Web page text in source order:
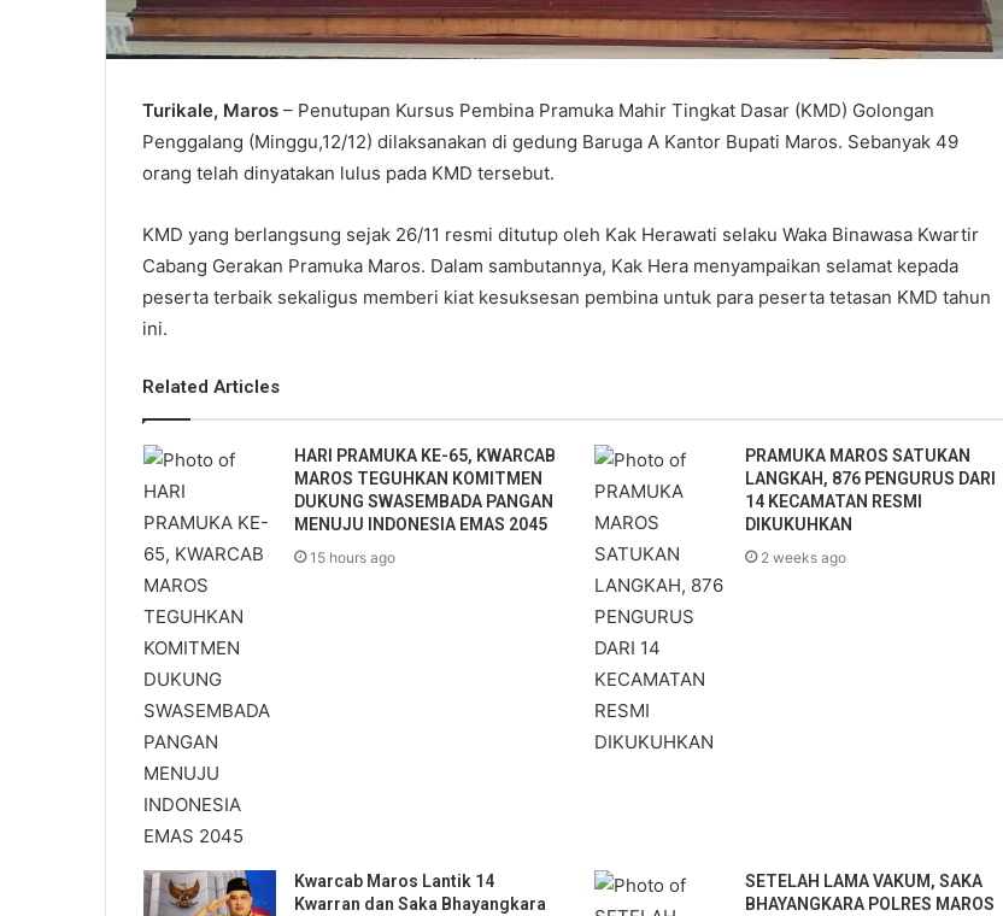
Turikale, Maros – Penutupan Kursus Pembina Pramuka Mahir Tingkat Dasar (KMD) Golongan
Penggalang (Minggu,12/12) dilaksanakan di gedung Baruga A Kantor Bupati Maros. Sebanyak 49
orang telah dinyatakan lulus pada KMD tersebut.
KMD yang berlangsung sejak 26/11 resmi ditutup oleh Kak Herawati selaku Waka Binawasa Kwartir
Cabang Gerakan Pramuka Maros. Dalam sambutannya, Kak Hera menyampaikan selamat kepada
peserta terbaik sekaligus memberi kiat kesuksesan pembina untuk para peserta tetasan KMD tahun
ini.
Related Articles
HARI PRAMUKA KE-65, KWARCAB
MAROS TEGUHKAN KOMITMEN
DUKUNG SWASEMBADA PANGAN
MENUJU INDONESIA EMAS 2045
15 hours ago
PRAMUKA MAROS SATUKAN
LANGKAH, 876 PENGURUS DARI
14 KECAMATAN RESMI
DIKUKUHKAN
2 weeks ago
Kwarcab Maros Lantik 14
Kwarran dan Saka Bhayangkara
SETELAH LAMA VAKUM, SAKA
BHAYANGKARA POLRES MAROS